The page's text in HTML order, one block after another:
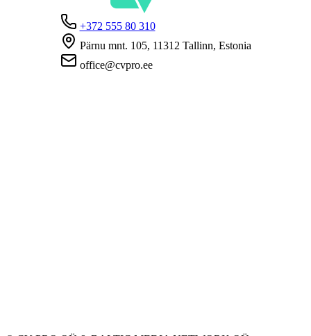
+372 555 80 310
Pärnu mnt. 105, 11312 Tallinn, Estonia
office@cvpro.ee